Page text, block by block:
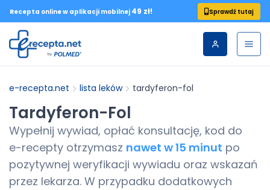
Recepta online w aplikacji mobilnej 49 zł! Sprawdź tutaj
e-recepta.net lista leków tardyferon-fol
Tardyferon-Fol
Wypełnij wywiad, opłać konsultację, kod do
e-recepty otrzymasz nawet w 15 minut po
pozytywnej weryfikacji wywiadu oraz wskazań
przez lekarza. W przypadku dodatkowych